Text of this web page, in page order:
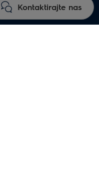
Kontaktirajte nas